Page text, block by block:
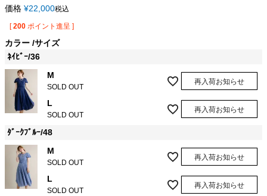
価格 ¥22,000税込
[ 200 ポイント進呈 ]
カラー サイズ
ﾈｲﾋﾞｰ/36
M
SOLD OUT
再入荷お知らせ
L
SOLD OUT
再入荷お知らせ
ﾀﾞｰｸﾌﾞﾙｰ/48
M
SOLD OUT
再入荷お知らせ
L
SOLD OUT
再入荷お知らせ